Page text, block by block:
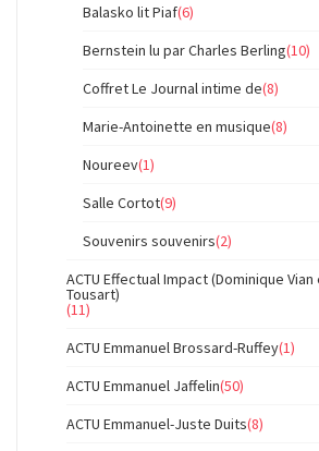
Balasko lit Piaf(6)
Bernstein lu par Charles Berling(10)
Coffret Le Journal intime de(8)
Marie-Antoinette en musique(8)
Noureev(1)
Salle Cortot(9)
Souvenirs souvenirs(2)
ACTU Effectual Impact (Dominique
Tousart)
(11)
ACTU Emmanuel Brossard-Ruffey(1)
ACTU Emmanuel Jaffelin(50)
ACTU Emmanuel-Juste Duits(8)